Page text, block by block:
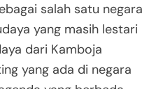
salah satu negara
yang masih lestari
dari Kamboja
yang ada di negara